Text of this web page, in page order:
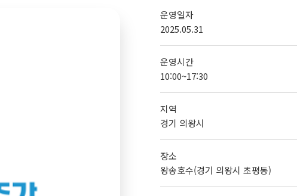
운영일자
2025.05.31
운영시간
10:00~17:30
지역
경기 의왕시
장소
왕송호수(경기 의왕시 초평동)